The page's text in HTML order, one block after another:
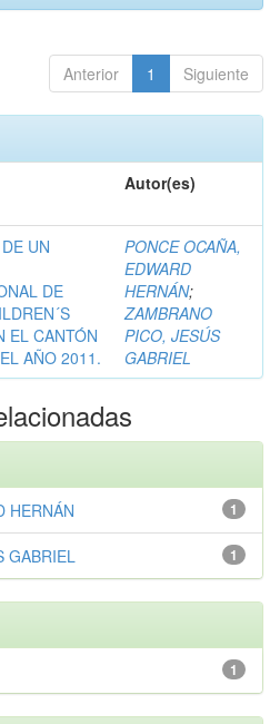
Anterior 1 Siguiente
Autor(es)
UN
DE
EL CANTÓN
AÑO 2011.
PONCE OCAÑA,
EDWARD
HERNÁN;
ZAMBRANO
PICO, JESÚS
GABRIEL
1
HERNÁN
1
GABRIEL
1